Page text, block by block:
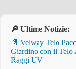
🔎 Ultime Notizie:
📄 Velway Telo
Giardino con il Telo
Raggi UV